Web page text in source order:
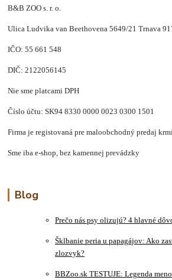
B&B ZOO s. r. o.
Ulica Ludvika van Beethovena 5649/21 Trnava
IČO: 55 661 548
DIČ: 2122056145
Nie sme platcami DPH
Číslo účtu: SK94 8330 0000 0023 0300 1501
Firma je registovaná pre maloobchodný predaj
Sme iba e-shop, bez kamennej prevádzky
Blog
Prečo nás psy olizujú? 4 hlavné
Šklbanie peria u papagájov: Ako
zlozvyk?
BBZoo.sk TESTUJE: Legenda